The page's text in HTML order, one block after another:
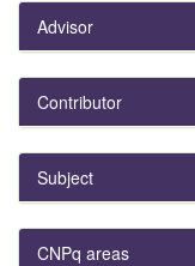
Advisor
Contributor
Subject
CNPq areas